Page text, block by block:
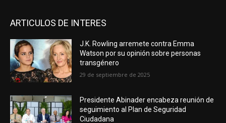
ARTICULOS DE INTERES
J.K. Rowling arremete contra Emma
Watson por su opinión sobre personas
transgénero
29 de septiembre de 2025
Presidente Abinader encabeza reunión de
seguimiento al Plan de Seguridad
Ciudadana